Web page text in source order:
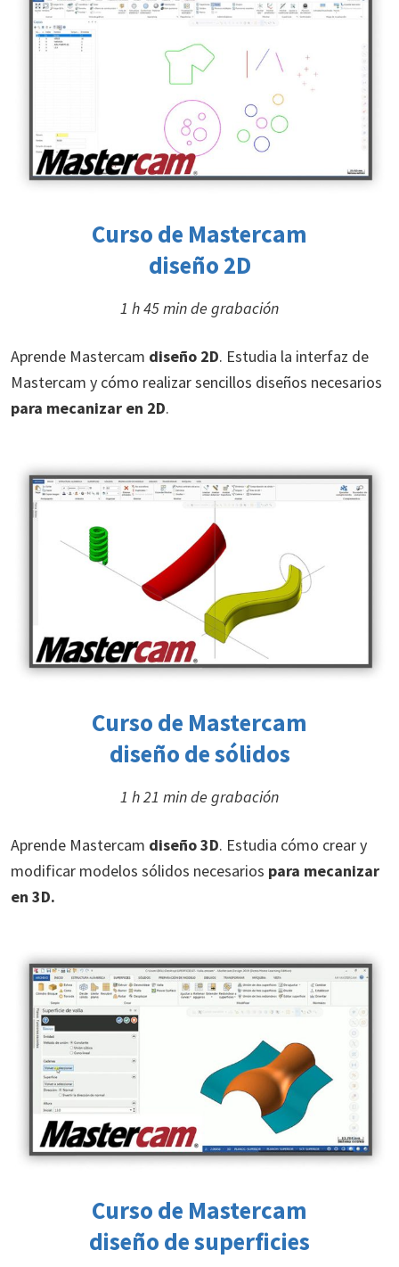
Curso de Mastercam
diseño 2D
1 h 45 min de grabación
Aprende Mastercam diseño 2D. Estudia la interfaz de
Mastercam y cómo realizar sencillos diseños necesarios
para mecanizar en 2D.
Curso de Mastercam
diseño de sólidos
1 h 21 min de grabación
Aprende Mastercam diseño 3D. Estudia cómo crear y
modificar modelos sólidos necesarios para mecanizar
en 3D.
Curso de Mastercam
diseño de superficies